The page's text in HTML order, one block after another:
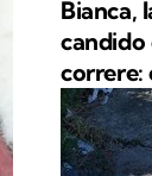
Bianca,
candido
correre: